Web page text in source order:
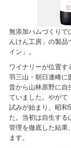
無添加ハムづくりで
んけん工房」の製品
イン」。
ワイナリーが位置す
羽三山・朝日連峰に
昔から山林原野に自
ていました。やがて
試みが始まり、昭和
た。当初は自生する
管理を徹底した結果
ます。